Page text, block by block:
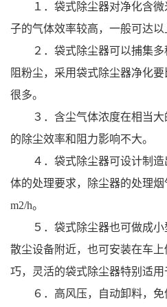
１．袋式除尘器对净化含
子的气体效率较高，一般可达以
２．袋式除尘器可以捕集
阻粉尘，采用袋式除尘器净化
很多。
３．含尘气体浓度在相当
的除尘效率和阻力影响不大。
４．袋式除尘器可设计制
体的处理要求，除尘器的处理
m2/h。
５．袋式除尘器也可做成
散尘设备附近，也可安装在车
巧，灵活的袋式除尘器特别适用
６．高风压，自动卸料，